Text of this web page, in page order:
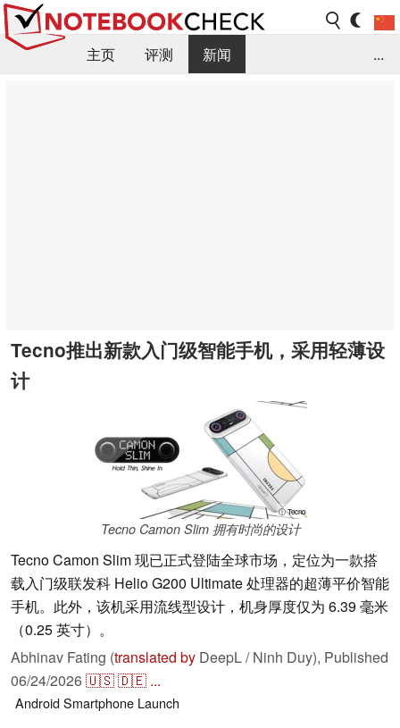
主页 评测
新闻
...
Tecno推出新款入门级智能手机，采用轻薄设
计
ⓘ Tecno
Tecno Camon Slim 拥有时尚的设计
Tecno Camon Slim 现已正式登陆全球市场，定位为一款搭
载入门级联发科 Helio G200 Ultimate 处理器的超薄平价智能
手机。此外，该机采用流线型设计，机身厚度仅为 6.39 毫米
（0.25 英寸）。
Abhinav Fating (translated by DeepL / Ninh Duy), Published
06/24/2026🇺🇸🇩🇪 ...
AndroidSmartphone Launch